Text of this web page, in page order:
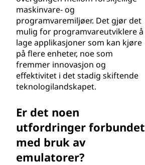
maskinvare- og
programvaremiljøer. Det gjør det
mulig for programvareutviklere å
lage applikasjoner som kan kjøre
på flere enheter, noe som
fremmer innovasjon og
effektivitet i det stadig skiftende
teknologilandskapet.
Er det noen
utfordringer forbundet
med bruk av
emulatorer?